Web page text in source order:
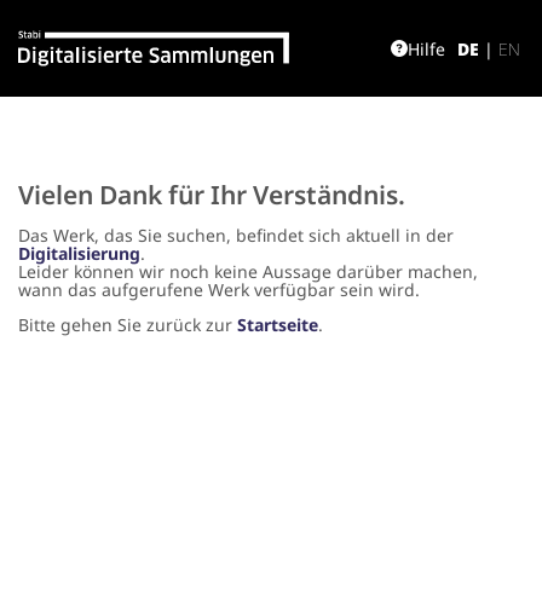
DE | EN
Hilfe
Vielen Dank für Ihr Verständnis.
Das Werk, das Sie suchen, befindet sich aktuell in der
Digitalisierung.
Leider können wir noch keine Aussage darüber machen,
wann das aufgerufene Werk verfügbar sein wird.
Bitte gehen Sie zurück zur Startseite.